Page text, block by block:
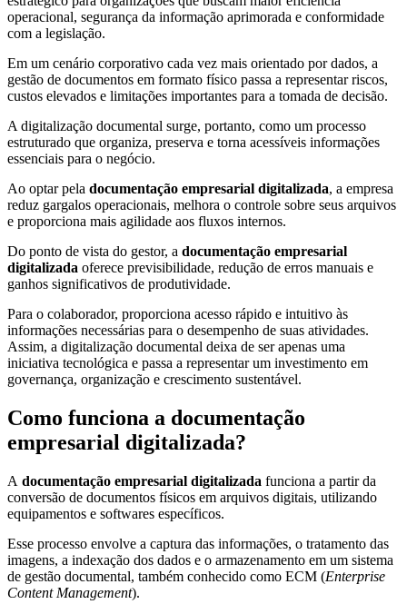
operacional, segurança da informação aprimorada e conformidade
com a legislação.
Em um cenário corporativo cada vez mais orientado por dados, a
gestão de documentos em formato físico passa a representar riscos,
custos elevados e limitações importantes para a tomada de decisão.
A digitalização documental surge, portanto, como um processo
estruturado que organiza, preserva e torna acessíveis informações
essenciais para o negócio.
Ao optar pela documentação empresarial digitalizada, a empresa
reduz gargalos operacionais, melhora o controle sobre seus arquivos
e proporciona mais agilidade aos fluxos internos.
Do ponto de vista do gestor, a documentação empresarial
digitalizada oferece previsibilidade, redução de erros manuais e
ganhos significativos de produtividade.
Para o colaborador, proporciona acesso rápido e intuitivo às
informações necessárias para o desempenho de suas atividades.
Assim, a digitalização documental deixa de ser apenas uma
iniciativa tecnológica e passa a representar um investimento em
governança, organização e crescimento sustentável.
Como funciona a documentação
empresarial digitalizada?
A documentação empresarial digitalizada funciona a partir da
conversão de documentos físicos em arquivos digitais, utilizando
equipamentos e softwares específicos.
Esse processo envolve a captura das informações, o tratamento das
imagens, a indexação dos dados e o armazenamento em um sistema
de gestão documental, também conhecido como ECM (Enterprise
Content Management).